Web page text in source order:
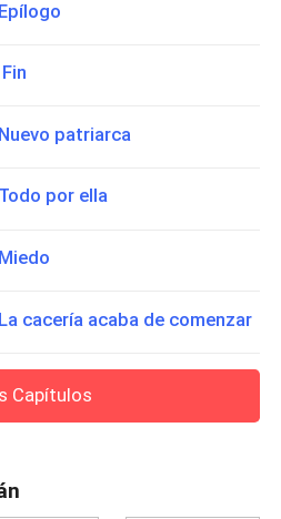
patriarca
por ella
cacería acaba de comenzar
Capítulos